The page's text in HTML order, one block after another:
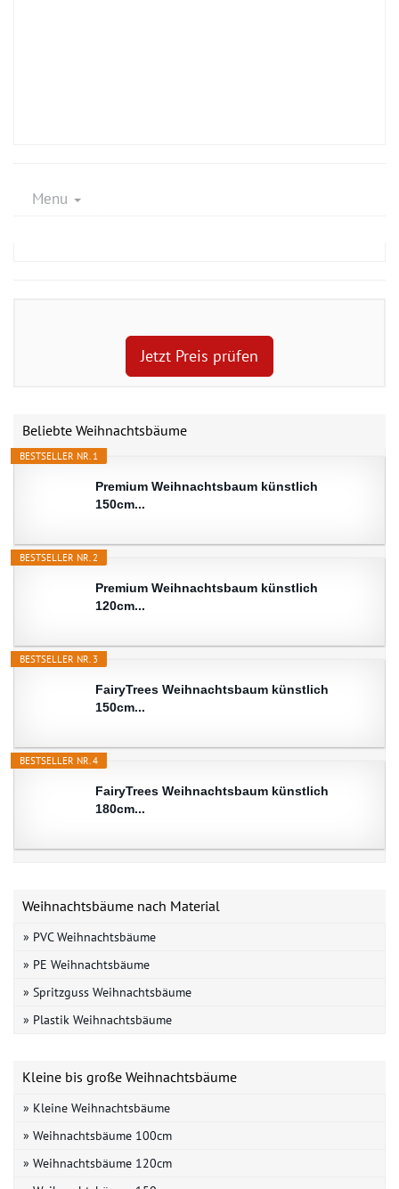
Menu
Jetzt Preis prüfen
Beliebte Weihnachtsbäume
BESTSELLER NR. 1
Premium Weihnachtsbaum künstlich
150cm...
BESTSELLER NR. 2
Premium Weihnachtsbaum künstlich
120cm...
BESTSELLER NR. 3
FairyTrees Weihnachtsbaum künstlich
150cm...
BESTSELLER NR. 4
FairyTrees Weihnachtsbaum künstlich
180cm...
Weihnachtsbäume nach Material
» PVC Weihnachtsbäume
» PE Weihnachtsbäume
» Spritzguss Weihnachtsbäume
» Plastik Weihnachtsbäume
Kleine bis große Weihnachtsbäume
» Kleine Weihnachtsbäume
» Weihnachtsbäume 100cm
» Weihnachtsbäume 120cm